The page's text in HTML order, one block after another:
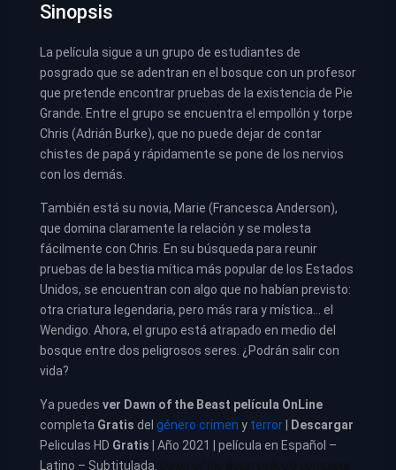
Sinopsis
La película sigue a un grupo de estudiantes de
posgrado que se adentran en el bosque con un profesor
que pretende encontrar pruebas de la existencia de Pie
Grande. Entre el grupo se encuentra el empollón y torpe
Chris (Adrián Burke), que no puede dejar de contar
chistes de papá y rápidamente se pone de los nervios
con los demás.
También está su novia, Marie (Francesca Anderson),
que domina claramente la relación y se molesta
fácilmente con Chris. En su búsqueda para reunir
pruebas de la bestia mítica más popular de los Estados
Unidos, se encuentran con algo que no habían previsto:
otra criatura legendaria, pero más rara y mística… el
Wendigo. Ahora, el grupo está atrapado en medio del
bosque entre dos peligrosos seres. ¿Podrán salir con
vida?
Ya puedes ver Dawn of the Beast película OnLine
completa Gratis del género crimen y terror
Descargar
Peliculas HD Gratis | Año 2021 | película en Español –
Latino – Subtitulada.